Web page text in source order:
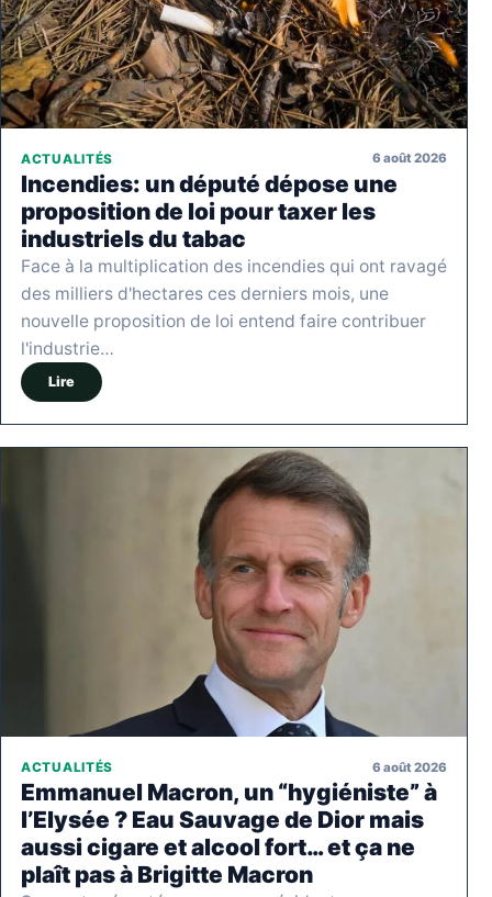
ACTUALITÉS 6 août 2026
Incendies: un député dépose une
proposition de loi pour taxer les
industriels du tabac
Face à la multiplication des incendies qui ont ravagé
des milliers d'hectares ces derniers mois, une
nouvelle proposition de loi entend faire contribuer
l'industrie…
Lire
ACTUALITÉS 6 août 2026
Emmanuel Macron, un “hygiéniste” à
l’Elysée ? Eau Sauvage de Dior mais
aussi cigare et alcool fort… et ça ne
plaît pas à Brigitte Macron